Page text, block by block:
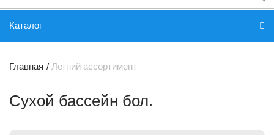
Каталог
Главная Летний ассортимент
Сухой бассейн бол.